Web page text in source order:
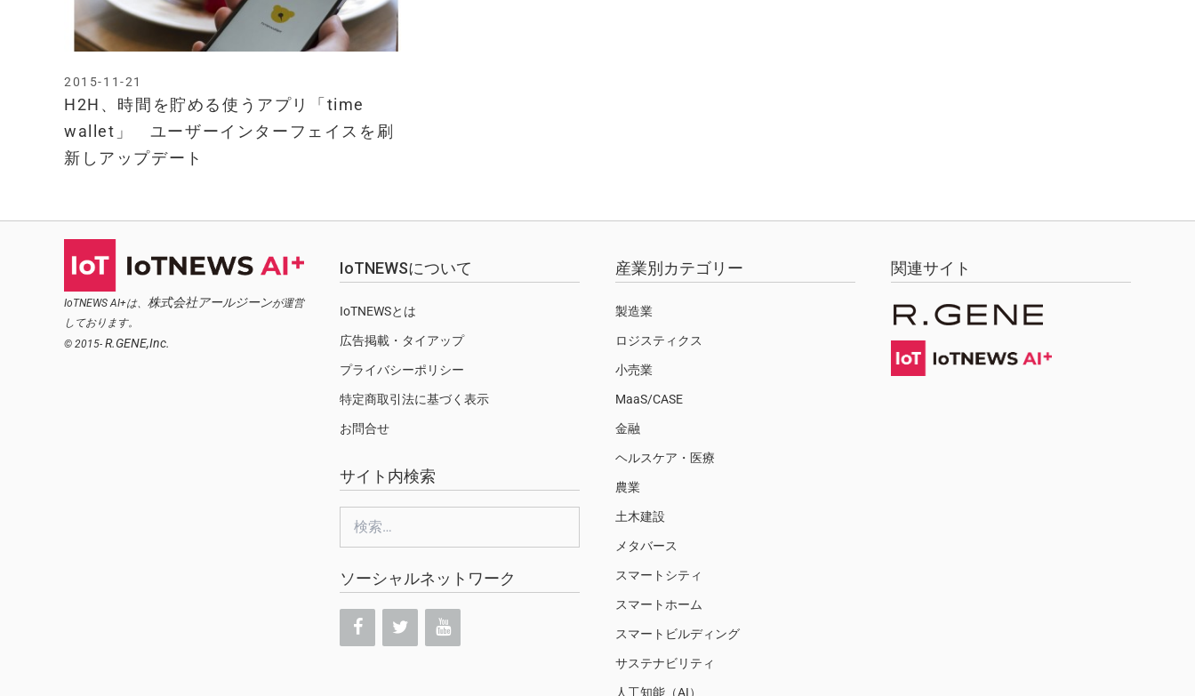
H2H、時間を貯める使うアプリ「time
wallet」 ユーザーインターフェイスを刷
新しアップデート
2015-11-21
IoTNEWS AI+は、 株式会社アールジーンが運営
しております。
© 2015- R.GENE,Inc.
IoTNEWSについて
IoTNEWSとは
広告掲載・タイアップ
プライバシーポリシー
特定商取引法に基づく表示
お問合せ
サイト内検索
ソーシャルネットワーク
産業別カテゴリー
製造業
ロジスティクス
小売業
MaaS/CASE
金融
ヘルスケア・医療
農業
土木建設
メタバース
スマートシティ
スマートホーム
スマートビルディング
サステナビリティ
人工知能（AI）
関連サイト